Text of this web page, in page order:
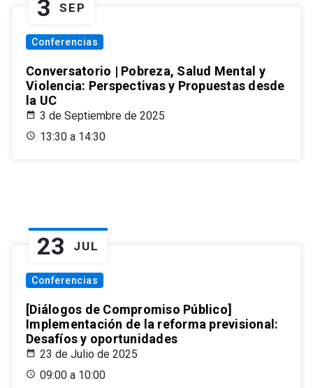
3 SEP
Conferencias
Conversatorio | Pobreza, Salud Mental y
Violencia: Perspectivas y Propuestas desde
la UC
3 de Septiembre de 2025
13:30 a 14:30
23 JUL
Conferencias
[Diálogos de Compromiso Público]
Implementación de la reforma previsional:
Desafíos y oportunidades
23 de Julio de 2025
09:00 a 10:00